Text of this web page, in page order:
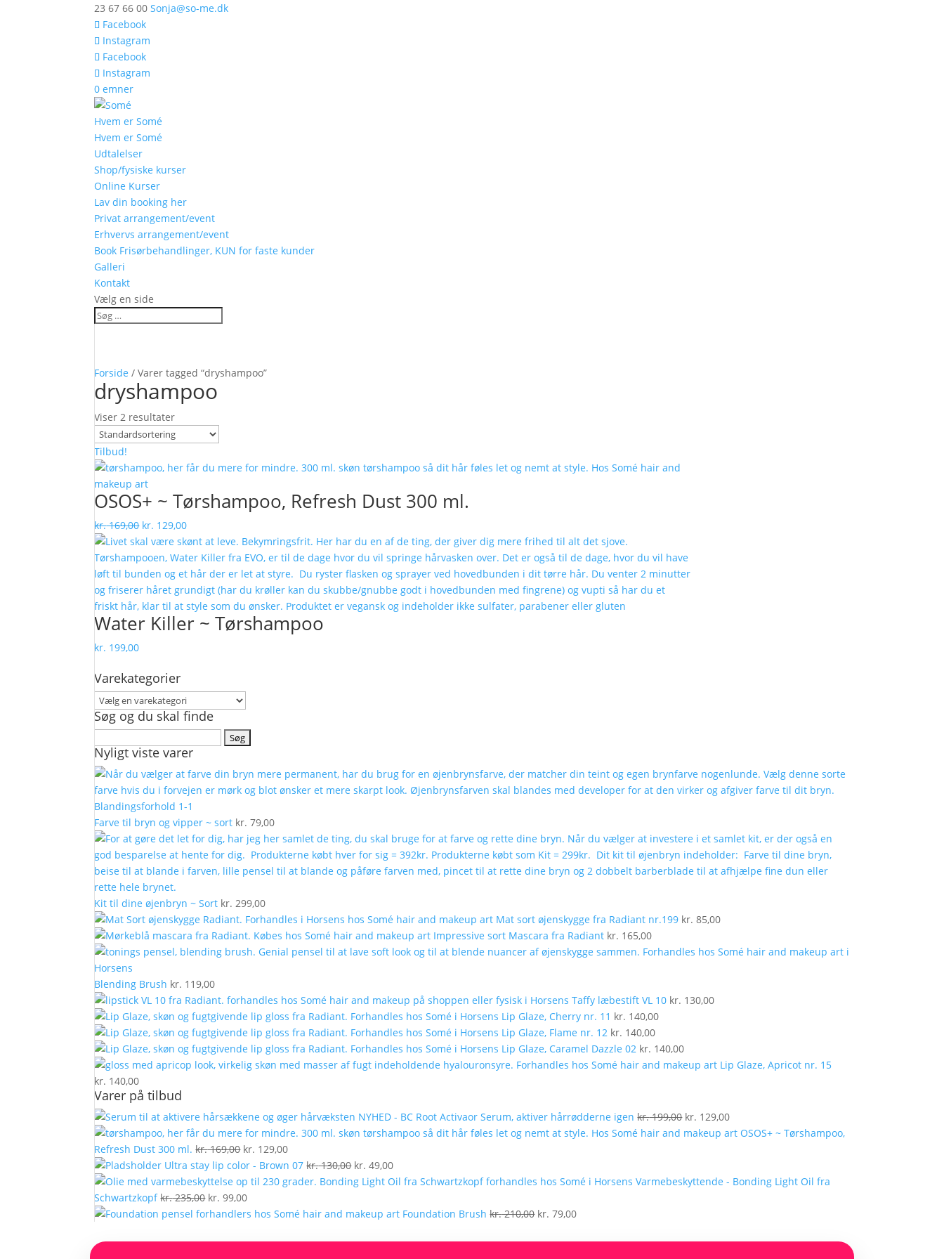
23 67 66 00 Sonja@so-me.dk
Facebook
Instagram
Facebook
Instagram
0 emner
Hvem er Somé
Hvem er Somé
Udtalelser
Shop/fysiske kurser
Online Kurser
Lav din booking her
Privat arrangement/event
Erhvervs arrangement/event
Book Frisørbehandlinger, KUN for faste kunder
Galleri
Kontakt
Vælg en side
Forside / Varer tagged “dryshampoo”
dryshampoo
Viser 2 resultater
Tilbud!
OSOS+ ~ Tørshampoo, Refresh Dust 300 ml.
kr.169,00 Den
oprindelige
pris
var:
kr. 169,00.
kr. 129,00Den
aktuelle
pris
er:
kr. 129,00.
Water Killer ~ Tørshampoo
kr. 199,00
Varekategorier
Søg og du skal finde
efter:
Nyligt viste varer
Farve til bryn og vipper ~ sort kr. 79,00
Kit til dine øjenbryn ~ Sort kr. 299,00
Mat sort øjenskygge fra Radiant nr.199 kr. 85,00
Impressive sort Mascara fra Radiant kr. 165,00
Blending Brush kr. 119,00
Taffy læbestift VL 10 kr. 130,00
Lip Glaze, Cherry nr. 11 kr. 140,00
Lip Glaze, Flame nr. 12 kr. 140,00
Lip Glaze, Caramel Dazzle 02 kr. 140,00
Lip Glaze, Apricot nr. 15
kr. 140,00
Varer på tilbud
NYHED - BC Root Activaor Serum, aktiver hårrødderne igen kr.199,00 Den
oprindelige
kr. 199,00.
kr. 129,00Den
aktuelle
kr. 129,00.
OSOS+ ~ Tørshampoo,
Refresh Dust 300 ml. kr.169,00 Den
oprindelige
pris
var:
kr. 169,00.
kr. 129,00Den
aktuelle
pris
kr. 129,00.
Ultra stay lip color - Brown 07 kr.130,00 Den
oprindelige
var:
kr. 49,00Den
aktuelle
er:
Varmebeskyttende - Bonding Light Oil fra
Schwartzkopf kr.235,00 Den
oprindelige
var:
kr. 99,00Den
aktuelle
er:
Foundation Brush kr.210,00 Den
pris
kr. 79,00Den
pris